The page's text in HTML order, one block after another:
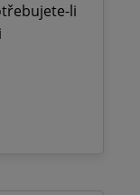
li